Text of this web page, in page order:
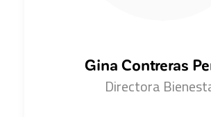
Gina Contreras
Directora